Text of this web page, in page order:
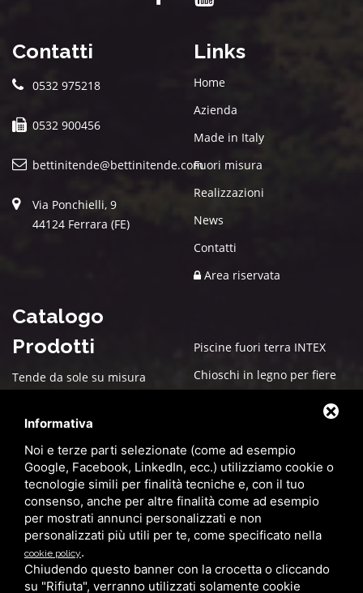
Contatti
0532 975218
0532 900456
bettinitende@bettinitende.com
Via Ponchielli, 9
44124 Ferrara (FE)
Links
Home
Azienda
Made in Italy
Fuori misura
Realizzazioni
News
Contatti
Area riservata
Catalogo
Prodotti
Tende da sole su misura
Box auto PVC
Pergole bioclimatiche
Zanzariere
Casette in Legno
Pergolati in legno su misura
per giardini e terrazzi
Grandi Coperture
Piscine fuori terra INTEX
Chioschi in legno per fiere
Arredo esterno per giardino
Gazebo
Ombrelloni da giardino
Pensilina in alluminio con
copertura in policarbonato
Informativa
Noi e terze parti selezionate (come ad esempio
Google, Facebook, LinkedIn, ecc.) utilizziamo cookie o
tecnologie simili per finalità tecniche e, con il tuo
consenso, anche per altre finalità come ad esempio
per mostrati annunci personalizzati e non
personalizzati più utili per te, come specificato nella
cookie policy.
Chiudendo questo banner con la crocetta o cliccando
su "Rifiuta", verranno utilizzati solamente cookie